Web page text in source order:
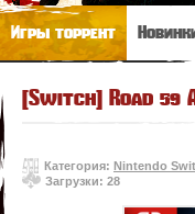
Игры торрент
[Switch] Road 59
Категория: Nintendo
Загрузки: 28